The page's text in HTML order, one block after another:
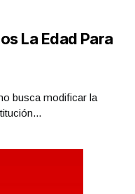
La Edad Para
busca modificar la